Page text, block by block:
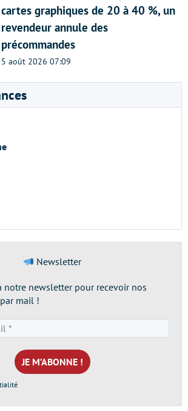
cartes graphiques de 20 à 40 %, un
revendeur annule des
précommandes
5 août 2026 07:09
Newsletter
notre newsletter pour recevoir nos
mail !
e-
mail
*